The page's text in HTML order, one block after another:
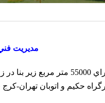
مديريت
حكيم و اتوبان تهران-